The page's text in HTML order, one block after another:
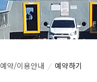
예약/이용안내 예약하기